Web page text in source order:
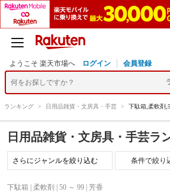
ようこそ 楽天市場へ ログイン 会員登録
ランキング > 日用品雑貨・文房具・手芸 > 下駄箱,柔軟剤
日用品雑貨・文房具・手芸ラ
条件で絞り
下駄箱 | 柔軟剤 | 50 ～ 99 | 芳香